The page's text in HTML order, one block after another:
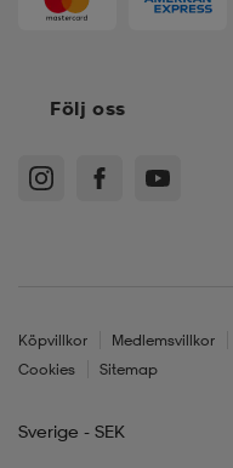
Följ oss
Köpvillkor Medlemsvillkor
Cookies
Sitemap
Sverige - SEK